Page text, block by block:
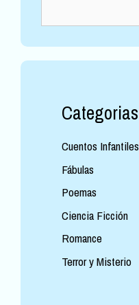
Categorias
Cuentos Infantiles
Fábulas
Poemas
Ciencia Ficción
Romance
Terror y Misterio